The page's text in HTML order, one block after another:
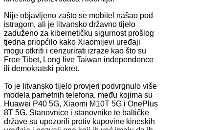
Nije objavljeno zašto se mobitel našao pod
istragom, ali je litvansko državno tijelo
zaduženo za kibernetičku sigurnost prošlog
tjedna priopćilo kako Xiaomijevi uređaji
mogu otkriti i cenzurirati izraze kao što su
Free Tibet, Long live Taiwan independence
ili demokratski pokret.
To je litvansko tijelo provjeri podvrgnulo više
modela pametnih telefona, među kojima su
Huawei P40 5G, Xiaomi M10T 5G i OnePlus
8T 5G. Stanovnice i stanovnike te baltičke
države su upozorili protiv kupovine kineskih